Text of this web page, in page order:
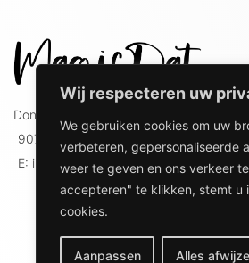
Wij respecteren uw
We gebruiken cookies om uw
verbeteren, gepersonaliseerde
weer te geven en ons verkeer
accepteren" te klikken, stemt u
cookies.
Aanpassen Alles
Doniaweg 9
9074 AE Hallum
E: info@magicdat.nl